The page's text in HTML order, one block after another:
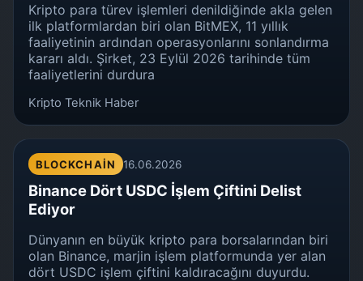
Kripto para türev işlemleri denildiğinde akla gelen
ilk platformlardan biri olan BitMEX, 11 yıllık
faaliyetinin ardından operasyonlarını sonlandırma
kararı aldı. Şirket, 23 Eylül 2026 tarihinde tüm
faaliyetlerini durdura
Kripto Teknik Haber
BLOCKCHAIN 16.06.2026
Binance Dört USDC İşlem Çiftini Delist
Ediyor
Dünyanın en büyük kripto para borsalarından biri
olan Binance, marjin işlem platformunda yer alan
dört USDC işlem çiftini kaldıracağını duyurdu.